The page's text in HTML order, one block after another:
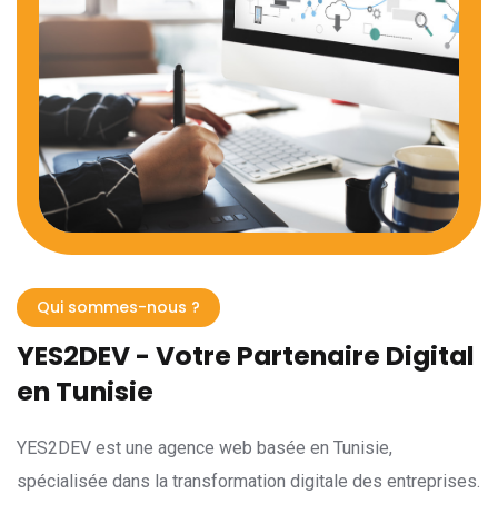
Qui sommes-nous ?
YES2DEV - Votre Partenaire Digital
en Tunisie
YES2DEV est une agence web basée en Tunisie,
spécialisée dans la transformation digitale des entreprises.